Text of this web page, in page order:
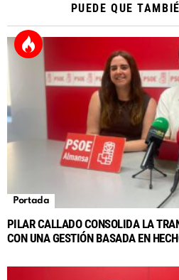
PUEDE QUE
Portada
PILAR CALLADO CONSOLIDA LA
CON UNA GESTIÓN BASADA EN